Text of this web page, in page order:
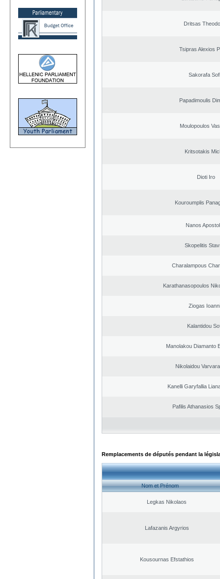
Dritsas
Tsipras Alexios
Sakorafa
Papadimoulis
Moulopoulos
Kritsotakis
Dioti Iro
Kouroumplis
Nanos
Skopelitis
Charalampous
Karathanasopoulos
Ziogas
Kalantidou
Manolakou Diamanto
Nikolaidou
Kanelli Garyfallia
Pafilis Athanasios
Remplacements de députés pendant la
Nom et Prénom
Legkas Nikolaos
Lafazanis Argyrios
Kousournas Efstathios